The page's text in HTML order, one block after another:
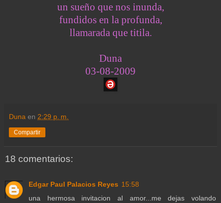
un sueño que nos inunda,
fundidos en la profunda,
llamarada que titila.
Duna
03-08-2009
Duna en 2:29 p. m.
Compartir
18 comentarios:
Edgar Paul Palacios Reyes 15:58
una hermosa invitacion al amor...me dejas volando